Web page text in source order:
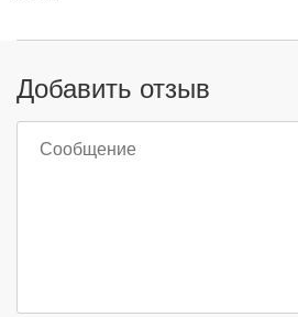
Добавить отзыв